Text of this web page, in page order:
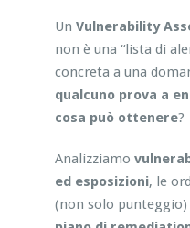
Un Vulnerability
non è una “lista di
concreta a una
qualcuno prova a
cosa può ottenere?
Analizziamo
ed esposizioni, le
(non solo